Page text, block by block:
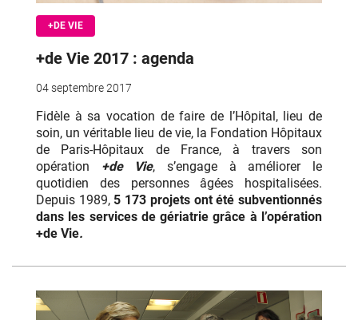
+DE VIE
+de Vie 2017 : agenda
04 septembre 2017
Fidèle à sa vocation de faire de l’Hôpital, lieu de
soin, un véritable lieu de vie, la Fondation Hôpitaux
de Paris-Hôpitaux de France, à travers son
opération +de Vie, s’engage à améliorer le
quotidien des personnes âgées hospitalisées.
Depuis 1989, 5 173 projets ont été subventionnés
dans les services de gériatrie grâce à l’opération
+de Vie.